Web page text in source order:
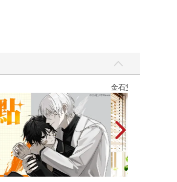
金石堂2026海